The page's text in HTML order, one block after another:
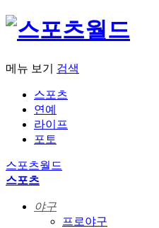
메뉴 보기 검색
스포츠
연예
라이프
포토
스포츠월드
스포츠
야구
프로야구